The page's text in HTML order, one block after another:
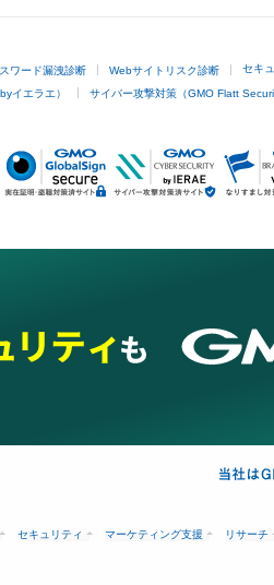
ワード漏洩診断 Webサイトリスク診断 セキ
イエラエ） サイバー攻撃対策（GMO Flatt
セキュリティ マーケティング支援 リサーチ